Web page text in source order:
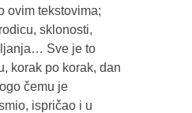
ovim tekstovima;
sklonosti,
Sve je to
korak po korak, dan
čemu je
ispričao i u